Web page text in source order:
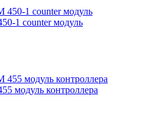
1 counter модуль
модуль контроллера